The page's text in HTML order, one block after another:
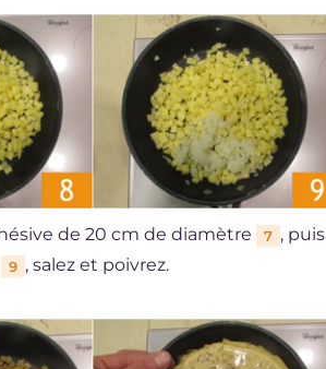
de 20 cm de diamètre 7 , puis
9 , salez et poivrez.